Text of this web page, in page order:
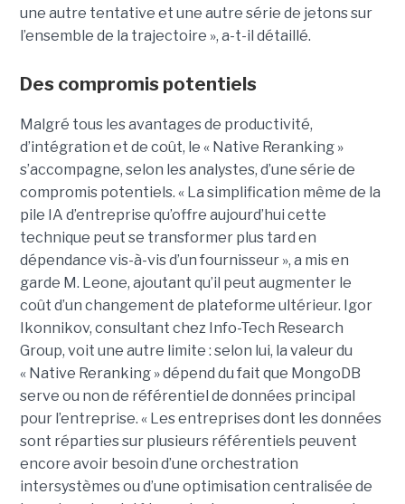
une autre tentative et une autre série de jetons sur
l’ensemble de la trajectoire », a-t-il détaillé.
Des compromis potentiels
Malgré tous les avantages de productivité,
d’intégration et de coût, le « Native Reranking »
s’accompagne, selon les analystes, d’une série de
compromis potentiels. « La simplification même de la
pile IA d’entreprise qu’offre aujourd’hui cette
technique peut se transformer plus tard en
dépendance vis-à-vis d’un fournisseur », a mis en
garde M. Leone, ajoutant qu’il peut augmenter le
coût d’un changement de plateforme ultérieur. Igor
Ikonnikov, consultant chez Info-Tech Research
Group, voit une autre limite : selon lui, la valeur du
« Native Reranking » dépend du fait que MongoDB
serve ou non de référentiel de données principal
pour l’entreprise. « Les entreprises dont les données
sont réparties sur plusieurs référentiels peuvent
encore avoir besoin d’une orchestration
intersystèmes ou d’une optimisation centralisée de